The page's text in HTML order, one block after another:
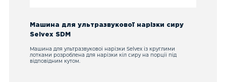
Машина для ультразвукової нарізки сиру
Selvex SDM
Машина для ультразвукової нарізки Selvex із круглими
лотками розроблена для нарізки кіл сиру на порції під
відповідним кутом.